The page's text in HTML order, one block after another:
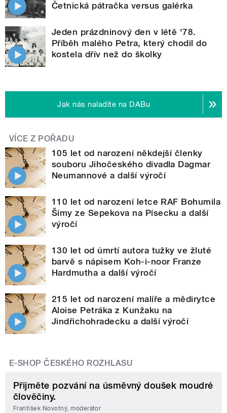
Četnická pátračka versus galérka
Jeden prázdninový den v létě '78.
Příběh malého Petra, který chodil do
kostela dřív než do školky
Jak nás naladíte na DABu
VÍCE Z POŘADU
105 let od narození někdejší členky
souboru Jihočeského divadla Dagmar
Neumannové a další výročí
110 let od narození letce RAF Bohumila
Šímy ze Sepekova na Písecku a další
výročí
130 let od úmrtí autora tužky ve žluté
barvě s nápisem Koh-i-noor Franze
Hardmutha a další výročí
215 let od narození malíře a mědirytce
Aloise Petráka z Kunžaku na
Jindřichohradecku a další výročí
E-SHOP ČESKÉHO ROZHLASU
Přijměte pozvání na úsměvný doušek moudré
člověčiny.
František Novotný, moderátor